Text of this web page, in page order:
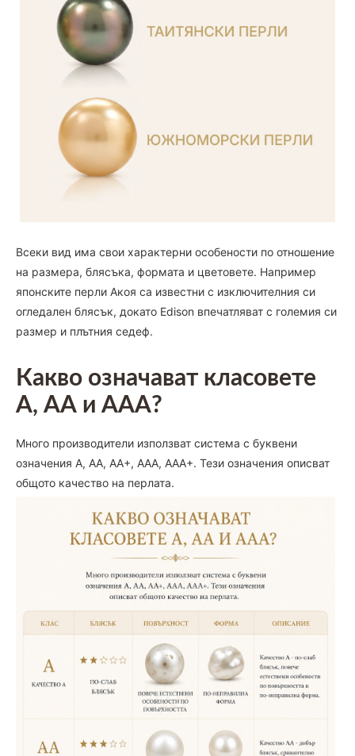
Всеки вид има свои характерни особености по отношение
на размера, блясъка, формата и цветовете. Например
японските перли Акоя са известни с изключителния си
огледален блясък, докато Edison впечатляват с големия си
размер и плътния седеф.
Какво означават класовете
А, АА и ААА?
Много производители използват система с буквени
означения A, AA, AA+, AAA, AAA+. Тези означения описват
общото качество на перлата.